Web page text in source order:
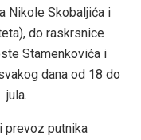
Nikole Skobaljića i
do raskrsnice
Stamenkovića i
dana od 18 do
jula.
prevoz putnika